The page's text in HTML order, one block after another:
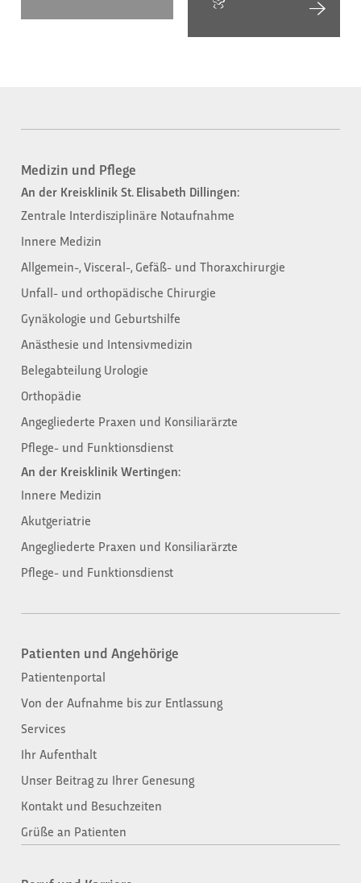
Medizin und Pflege
An der Kreisklinik St. Elisabeth Dillingen:
Zentrale Interdisziplinäre Notaufnahme
Innere Medizin
Allgemein-, Visceral-, Gefäß- und Thoraxchirurgie
Unfall- und orthopädische Chirurgie
Gynäkologie und Geburtshilfe
Anästhesie und Intensivmedizin
Belegabteilung Urologie
Orthopädie
Angegliederte Praxen und Konsiliarärzte
Pflege- und Funktionsdienst
An der Kreisklinik Wertingen:
Innere Medizin
Akutgeriatrie
Angegliederte Praxen und Konsiliarärzte
Pflege- und Funktionsdienst
Patienten und Angehörige​
Patientenportal
Von der Aufnahme bis zur Entlassung​
Services
Ihr Aufenthalt
Unser Beitrag zu Ihrer Genesung
Kontakt und Besuchzeiten
Grüße an Patienten